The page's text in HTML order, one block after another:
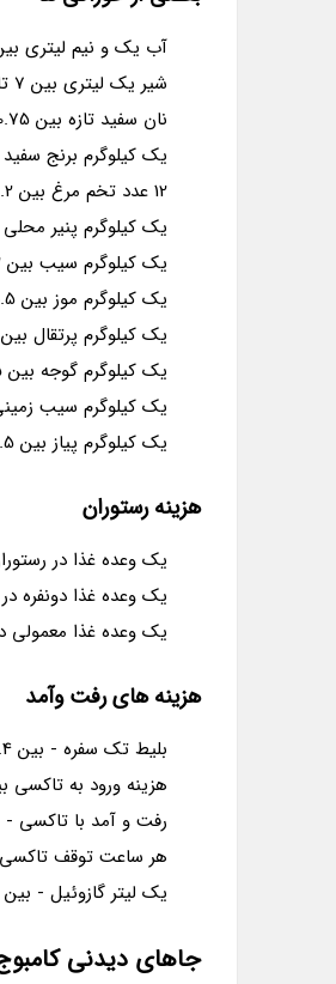
آب یک و نیم لیتری بین 0.5 تا 1
شیر یک لیتری بین 7 تا 3 دلار
نان سفید تازه بین 0.75 تا 2.2 دلار
یک کیلوگرم برنج سفید بین 0.6 تا
12 عدد تخم مرغ بین 1.2 تا 1.8 دلار
یک کیلوگرم پنیر محلی بین 6 تا
یک کیلوگرم سیب بین 2 تا 6.61 دلار
یک کیلوگرم موز بین 0.5 تا 3 دلار
یک کیلوگرم پرتقال بین 1 تا 5 دلار
یک کیلوگرم گوجه بین 0.75 تا 2.2 دلار
یک کیلوگرم سیب زمینی بین 0.88
یک کیلوگرم پیاز بین 0.5 تا 1.65 دلار
هزینه رستوران
یک وعده غذا در رستوران
یک وعده غذا دونفره در یک
یک وعده غذا معمولی در
هزینه های رفت وآمد
بلیط تک سفره - بین 0.4 تا 2 دلار
هزینه ورود به تاکسی بین 0.75 تا 2
رفت و آمد با تاکسی - هر
هر ساعت توقف تاکسی - هر
یک لیتر گازوئیل - بین 0.75 تا 1.05 دلار
جاهای دیدنی